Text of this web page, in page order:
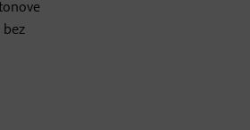
bez